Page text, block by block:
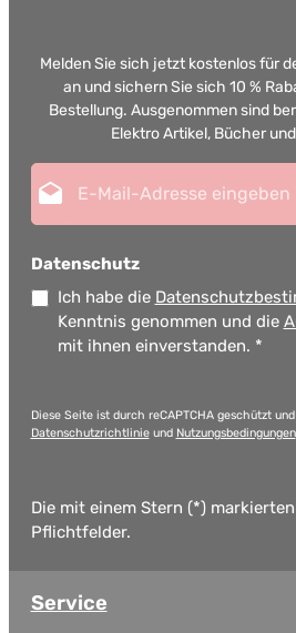
Melden Sie sich jetzt kostenlos für
an und sichern Sie sich 10 %
Bestellung. Ausgenommen sind
Elektro Artikel, Bücher
Datenschutz
Ich habe die
Kenntnis genommen und die
mit ihnen einverstanden. *
Diese Seite ist durch reCAPTCHA geschützt
Datenschutzrichtlinieund Nutzungsbedingungen
Die mit einem Stern (*)
Pflichtfelder.
Service